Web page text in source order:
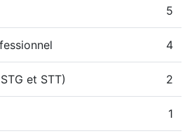
5
4
et STT) 2
1